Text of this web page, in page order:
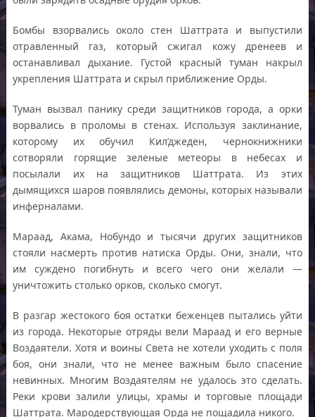
Бомбы взорвались около стен Шаттрата и выпустили
отравленный газ, который сжигал кожу дренеев и
останавливал дыхание. Густой красный туман накрыл
укрепления Шаттрата и скрыл приближение Орды.
Туман вызвал панику среди защитников города, а орки
ворвались в проломы в стенах. Используя заклинание,
которому их обучил Кил’джеден, чернокнижники
сотворяли горящие зеленые метеоры в небесах и
посылали их на защитников Шаттрата. Из этих
дымящихся шаров появлялись демоны, которых называли
инферналами.
Мараад, Акама, Нобундо и тысячи других защитников
стояли насмерть против натиска Орды. Они, знали, что
им суждено погибнуть и всего чего они желали —
уничтожить столько орков, сколько смогут.
В разгар жестокого боя остатки беженцев пытались уйти
из города. Некоторые отряды вели Мараад и его верные
Воздаятели. Хотя и воины Света не хотели уходить с поля
боя, они знали, что не менее важным было спасение
невинных. Многим Воздаятелям не удалось это сделать.
Реки крови залили улицы, храмы и торговые площади
Шаттрата. Мародерствующая Орда не пощадила никого.